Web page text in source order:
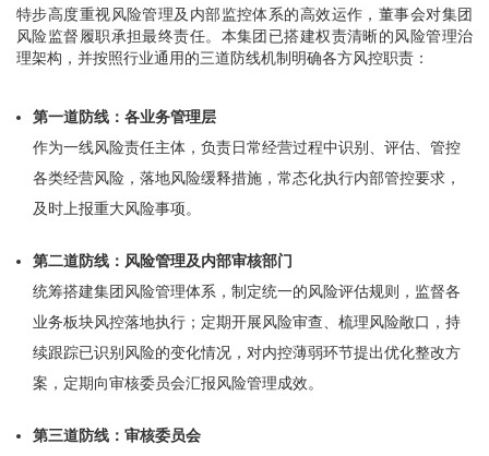
特步高度重视风险管理及内部监控体系的高效运作，董事会对集团
风险监督履职承担最终责任。本集团已搭建权责清晰的风险管理治
理架构，并按照行业通用的三道防线机制明确各方风控职责：
第一道防线：各业务管理层
作为一线风险责任主体，负责日常经营过程中识别、评估、管控
各类经营风险，落地风险缓释措施，常态化执行内部管控要求，
及时上报重大风险事项。
第二道防线：风险管理及内部审核部门
统筹搭建集团风险管理体系，制定统一的风险评估规则，监督各
业务板块风控落地执行；定期开展风险审查、梳理风险敞口，持
续跟踪已识别风险的变化情况，对内控薄弱环节提出优化整改方
案，定期向审核委员会汇报风险管理成效。
第三道防线：审核委员会